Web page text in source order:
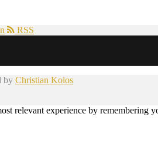
RSS
by Christian Kolos
relevant experience by